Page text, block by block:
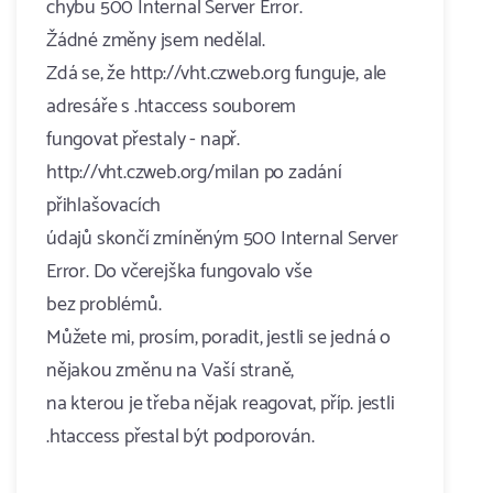
chybu 500 Internal Server Error.
Žádné změny jsem nedělal.
Zdá se, že http://vht.czweb.org funguje, ale
adresáře s .htaccess souborem
fungovat přestaly - např.
http://vht.czweb.org/milan po zadání
přihlašovacích
údajů skončí zmíněným 500 Internal Server
Error. Do včerejška fungovalo vše
bez problémů.
Můžete mi, prosím, poradit, jestli se jedná o
nějakou změnu na Vaší straně,
na kterou je třeba nějak reagovat, příp. jestli
.htaccess přestal být podporován.